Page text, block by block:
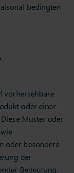
bedingten
vorhersehbare
oder einer
Muster oder
oder besondere
der
Bedeutung,